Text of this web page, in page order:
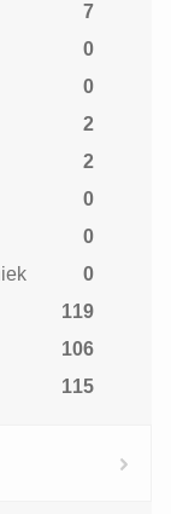
7
0
0
2
2
0
0
0
119
106
115